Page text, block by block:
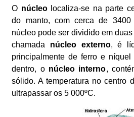
O núcleolocaliza-se na parte
do manto, com cerca de
núcleo pode ser dividido em
chamada núcleo externo, é
principalmente de ferro e
dentro, o núcleo interno,
sólido. A temperatura no centro
ultrapassar os 5 000ºC.